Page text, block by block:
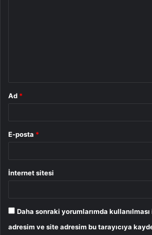
Ad *
E-posta *
İnternet sitesi
Daha sonraki yorumlarımda
adresim ve site adresim bu tarayıcıya